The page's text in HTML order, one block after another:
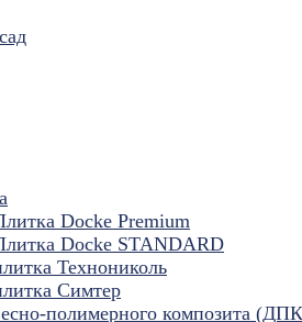
Docke Premium
Docke STANDARD
Технониколь
Симтер
полимерного композита